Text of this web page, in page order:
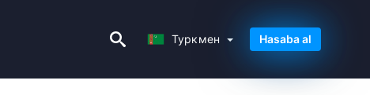
Туркмен Hasaba al